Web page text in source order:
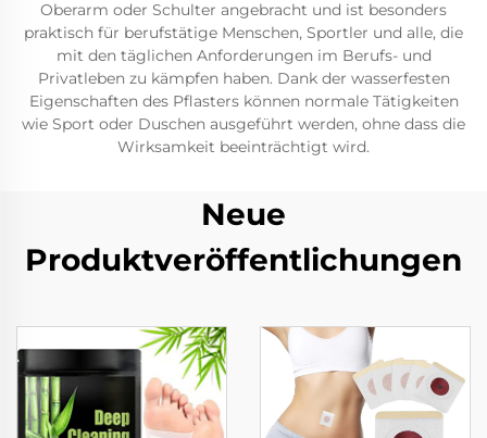
Oberarm oder Schulter angebracht und ist besonders
praktisch für berufstätige Menschen, Sportler und alle, die
mit den täglichen Anforderungen im Berufs- und
Privatleben zu kämpfen haben. Dank der wasserfesten
Eigenschaften des Pflasters können normale Tätigkeiten
wie Sport oder Duschen ausgeführt werden, ohne dass die
Wirksamkeit beeinträchtigt wird.
Neue
Produktveröffentlichungen